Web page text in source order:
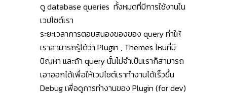
ดู database queries ทั้งหมดที่มีการใช้งานใน
เวปไซต์เรา
ระยะเวลาการตอบสนองของของ query ทำให้
เราสามารถรู้ได้ว่า Plugin , Themes ไหนที่มี
ปัญหา และถ้า query นั้นไม่จำเป็นเราก็สามารถ
เอาออกได้เพื่อให้เวปไซต์เราทำงานได้เร็วขึ้น
Debug เพื่อดูการทำงานของ Plugin (for dev)